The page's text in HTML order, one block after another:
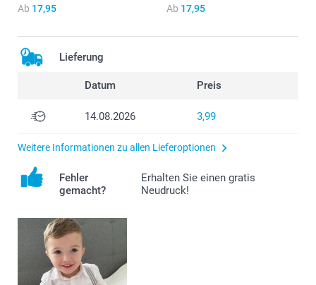
Ab 17,95 Ab 17,95
Lieferung
Datum Preis
14.08.2026 3,99
Weitere Informationen zu allen Lieferoptionen
Fehler
gemacht?
Erhalten Sie einen gratis
Neudruck!